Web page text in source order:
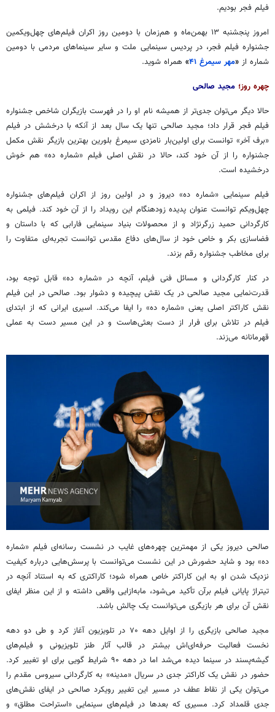
فیلم فجر بودیم.
امروز پنجشنبه ۱۳ بهمن‌ماه و هم‌زمان با دومین روز اکران فیلم‌های
چهل‌ویکمین
جشنواره فیلم فجر، در پردیس سینمایی ملت و سایر سینماهای مردمی با دومین
شماره از «مهر سیمرغ ۴۱ » همراه شوید.
چهره روز؛ مجید صالحی
حالا دیگر می‌توان جدی‌تر از همیشه نام او را در فهرست بازیگران شاخص جشنواره
فیلم فجر قرار داد؛ مجید صالحی تنها یک سال بعد از آنکه با درخشش در فیلم
«برف آخر» توانست برای اولین‌بار نامزدی سیمرغ بلورین بهترین بازیگر نقش مکمل
جشنواره را از آن خود کند، حالا در نقش اصلی فیلم «شماره ده» هم خوش
درخشیده است.
فیلم سینمایی «شماره ده» دیروز و در اولین روز از اکران فیلم‌های جشنواره
چهل‌ویکم توانست عنوان پدیده زودهنگام این رویداد را از آن خود کند. فیلمی به
کارگردانی حمیدزرگرنژاد و از محصولات بنیاد سینمایی فارابی که با داستان و
فضاسازی بکر و خاص خود از سال‌های دفاع مقدس توانست تجربه‌ای متفاوت را
برای مخاطب جشنواره رقم بزند.
در کنار کارگردانی و مسائل فنی فیلم، آنچه در «شماره ده» قابل توجه بود،
قدرت‌نمایی مجید صالحی در یک نقش پیچیده و دشوار بود. صالحی در این فیلم
نقش کاراکتر اصلی یعنی «شماره ده» را ایفا می‌کند. اسیری ایرانی که از ابتدای
فیلم در تلاش برای فرار از دست بعثی‌هاست و در این مسیر دست به عملی
قهرمانانه می‌زند.
صالحی دیروز یکی از مهمترین چهره‌های غایب در نشست رسانه‌ای فیلم «شماره
ده» بود و شاید حضورش در این نشست می‌توانست با پرسش‌هایی درباره کیفیت
نزدیک شدن او به این کاراکتر خاص همراه شود؛ کاراکتری که به استناد آنچه در
تیتراژ پایانی فیلم برآن تأکید می‌شود، مابه‌ازاییواقعی داشته و از این منظر ایفای
نقش آن برای هر بازیگری می‌توانست یک چالش باشد.
مجید صالحی بازیگری را از اوایل دهه ۷۰ در تلویزیون آغاز کرد و طی دو دهه
نخست فعالیت حرفه‌ای‌اش بیشتر در قالب آثار طنز تلویزیونی و فیلم‌های
گیشه‌پسند در سینما دیده می‌شد اما در دهه ۹۰ شرایط گویی برای او تغییر کرد.
حضور در نقش یک کاراکتر جدی در سریال «مدینه» به کارگردانی سیروس مقدم را
می‌توان یکی از نقاط عطف در مسیر این تغییر رویکرد صالحی در ایفای نقش‌های
جدی قلمداد کرد. مسیری که بعدها در فیلم‌های سینمایی «استراحت مطلق» و